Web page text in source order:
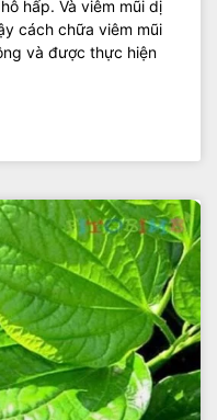
hấp. Và viêm mũi dị
cách chữa viêm mũi
và được thực hiện